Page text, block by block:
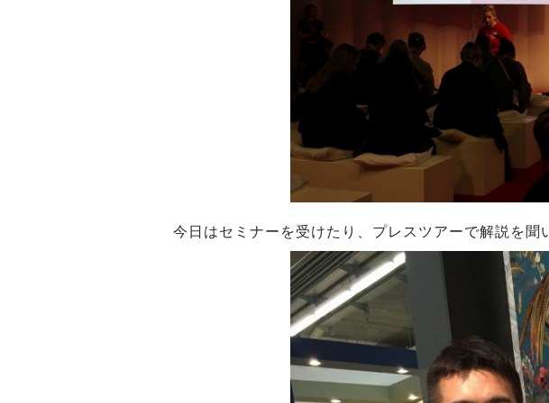
今日はセミナーを受けたり、プレスツアーで解説を